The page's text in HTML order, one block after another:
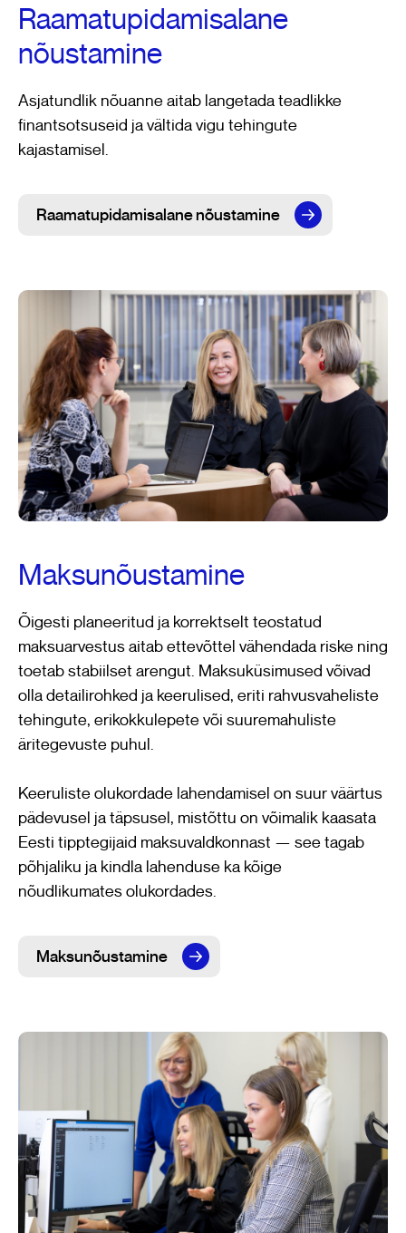
Raamatupidamisalane
nõustamine
Asjatundlik nõuanne aitab langetada teadlikke
finantsotsuseid ja vältida vigu tehingute
kajastamisel.
Raamatupidamisalane nõustamine
Maksunõustamine
Õigesti planeeritud ja korrektselt teostatud
maksuarvestus aitab ettevõttel vähendada riske ning
toetab stabiilset arengut. Maksuküsimused võivad
olla detailirohked ja keerulised, eriti rahvusvaheliste
tehingute, erikokkulepete või suuremahuliste
äritegevuste puhul.
Keeruliste olukordade lahendamisel on suur väärtus
pädevusel ja täpsusel, mistõttu on võimalik kaasata
Eesti tipptegijaid maksuvaldkonnast — see tagab
põhjaliku ja kindla lahenduse ka kõige
nõudlikumates olukordades.
Maksunõustamine